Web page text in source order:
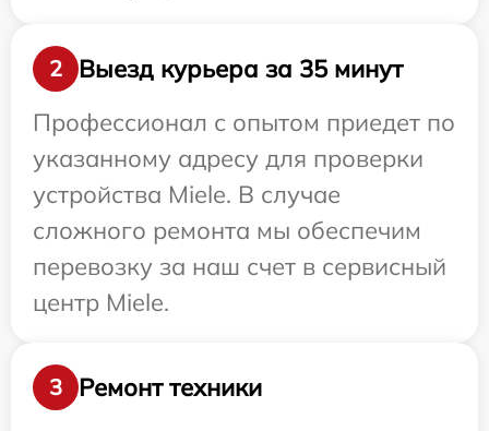
2
Выезд курьера за 35 минут
Профессионал с опытом приедет по
указанному адресу для проверки
устройства Miele. В случае
сложного ремонта мы обеспечим
перевозку за наш счет в сервисный
центр Miele.
3
Ремонт техники